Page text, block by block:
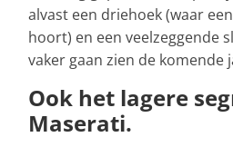
alvast een driehoek (waar
hoort) en een veelzeggende
vaker gaan zien de komende
Ook het lagere
Maserati.